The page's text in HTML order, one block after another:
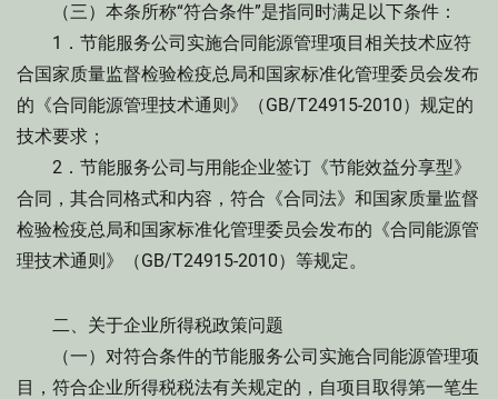
（三）本条所称“符合条件”是指同时满足以下条件：
1．节能服务公司实施合同能源管理项目相关技术应符
合国家质量监督检验检疫总局和国家标准化管理委员会发布
的《合同能源管理技术通则》（GB/T24915-2010）规定的
技术要求；
2．节能服务公司与用能企业签订《节能效益分享型》
合同，其合同格式和内容，符合《合同法》和国家质量监督
检验检疫总局和国家标准化管理委员会发布的《合同能源管
理技术通则》（GB/T24915-2010）等规定。
二、关于企业所得税政策问题
（一）对符合条件的节能服务公司实施合同能源管理项
目，符合企业所得税税法有关规定的，自项目取得第一笔生